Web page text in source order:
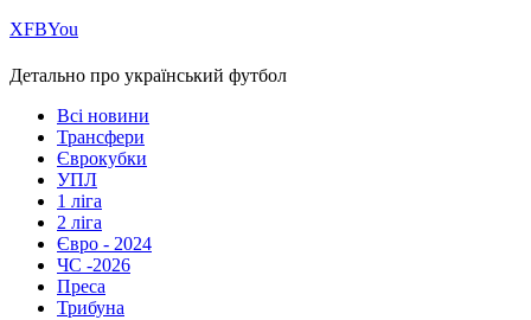
ХFBYou
Детально про український футбол
Всі новини
Трансфери
Єврокубки
УПЛ
1 ліга
2 ліга
Євро - 2024
ЧС -2026
Преса
Трибуна